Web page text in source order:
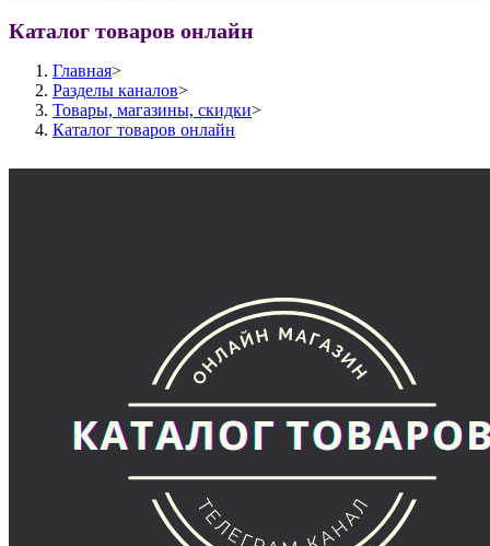
Каталог товаров онлайн
Главная>
Разделы каналов>
Товары, магазины, скидки>
Каталог товаров онлайн